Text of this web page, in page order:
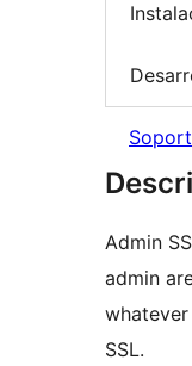
Admin
admin
SSL.